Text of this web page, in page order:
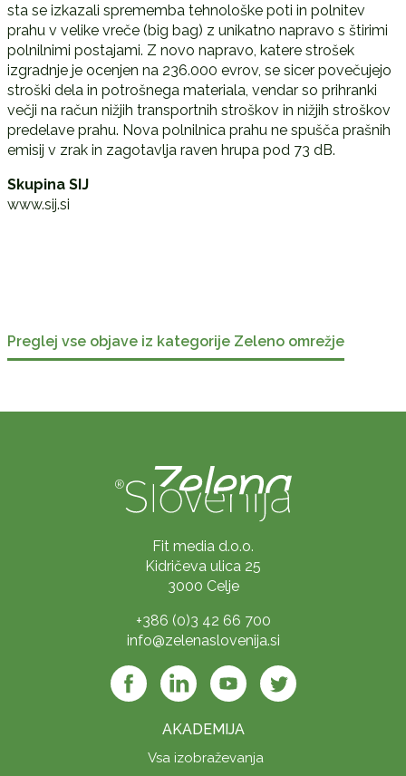
sta se izkazali sprememba tehnološke poti in polnitev
prahu v velike vreče (big bag) z unikatno napravo s štirimi
polnilnimi postajami. Z novo napravo, katere strošek
izgradnje je ocenjen na 236.000 evrov, se sicer povečujejo
stroški dela in potrošnega materiala, vendar so prihranki
večji na račun nižjih transportnih stroškov in nižjih stroškov
predelave prahu. Nova polnilnica prahu ne spušča prašnih
emisij v zrak in zagotavlja raven hrupa pod 73 dB.
Skupina SIJ
www.sij.si
Preglej vse objave iz kategorije Zeleno omrežje
Fit media d.o.o.
Kidričeva ulica 25
3000 Celje
+386 (0)3 42 66 700
info@zelenaslovenija.si
AKADEMIJA
Vsa izobraževanja